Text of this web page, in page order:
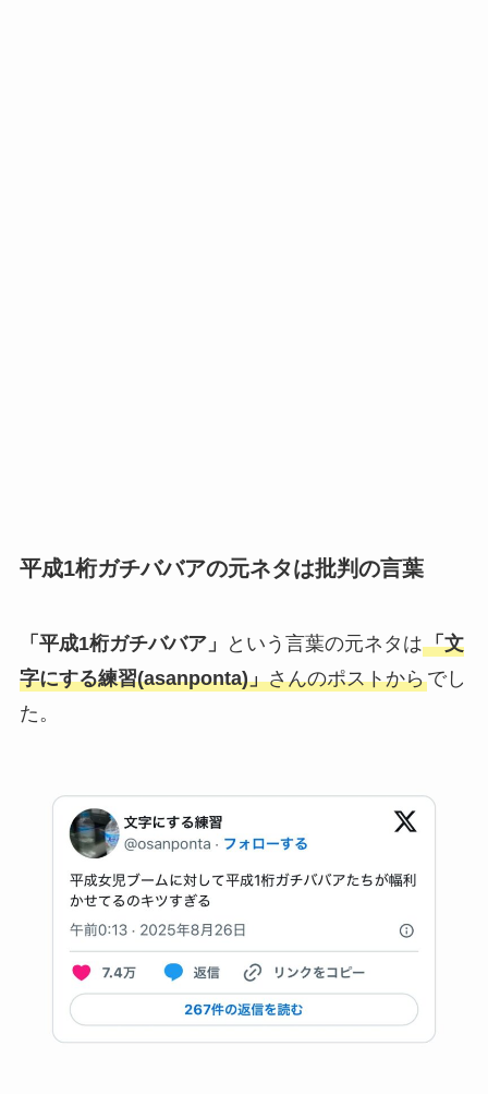
平成1桁ガチババアの元ネタは批判の言葉
「平成1桁ガチババア」 という言葉の元ネタは「文
字にする練習(asanponta)」さんのポストからでし
た。